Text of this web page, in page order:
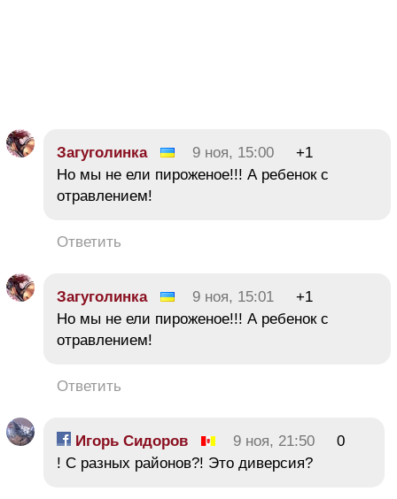
Загуголинка 9 ноя, 15:00
+1
Но мы не ели пироженое!!! А ребенок с
отравлением!
Ответить
Загуголинка 9 ноя, 15:01
+1
Но мы не ели пироженое!!! А ребенок с
отравлением!
Ответить
Игорь Сидоров 9 ноя, 21:50
0
! С разных районов?! Это диверсия?